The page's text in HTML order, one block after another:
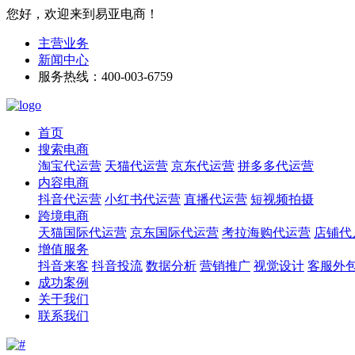
您好，欢迎来到易亚电商！
主营业务
新闻中心
服务热线：400-003-6759
首页
搜索电商
淘宝代运营 天猫代运营 京东代运营 拼多多代运营
内容电商
抖音代运营 小红书代运营 直播代运营 短视频拍摄
跨境电商
天猫国际代运营 京东国际代运营 考拉海购代运营 店铺代
增值服务
抖音来客 抖音投流 数据分析 营销推广 视觉设计 客服外
成功案例
关于我们
联系我们